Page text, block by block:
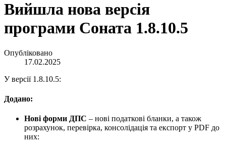
Вийшла нова версія
програми Соната 1.8.10.5
Опубліковано
17.02.2025
У версії 1.8.10.5:
Додано:
Нові форми ДПС – нові податкові бланки, а також
розрахунок, перевірка, консолідація та експорт у PDF до
них: